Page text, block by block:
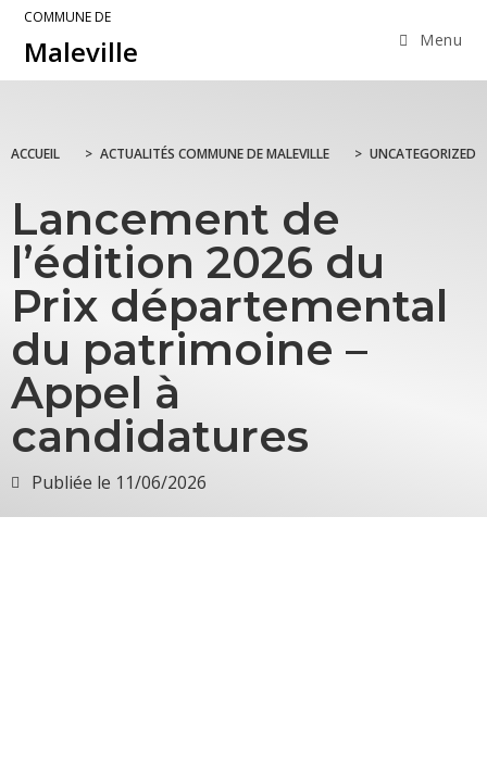
COMMUNE DE
Maleville Menu
ACCUEIL > ACTUALITÉS COMMUNE DE MALEVILLE > UNCATEGORIZED
Lancement de
l’édition 2026 du
Prix départemental
du patrimoine –
Appel à
candidatures
Publiée le 11/06/2026